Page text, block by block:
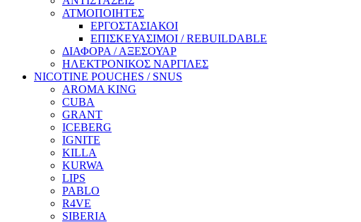
ΑΤΜΟΠΟΙΗΤΕΣ
ΕΡΓΟΣΤΑΣΙΑΚΟΙ
ΕΠΙΣΚΕΥΑΣΙΜΟΙ / REBUILDABLE
ΔΙΑΦΟΡΑ / ΑΞΕΣΟΥΑΡ
ΗΛΕΚΤΡΟΝΙΚΟΣ ΝΑΡΓΙΛΕΣ
NICOTINE POUCHES / SNUS
AROMA KING
CUBA
GRANT
ICEBERG
IGNITE
KILLA
KURWA
LIPS
PABLO
R4VE
SIBERIA